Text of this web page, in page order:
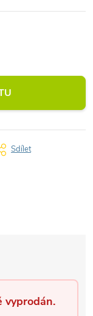
Sdílet
vyprodán.